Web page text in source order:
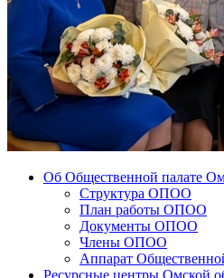
Об Общественной палате
Структура ОПОО
План работы ОПОО
Документы ОПОО
Члены ОПОО
Аппарат
Ресурсные центры Омской